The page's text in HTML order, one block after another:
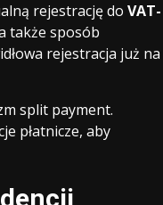
rejestrację do VAT-
także sposób
rejestracja już na
split payment.
płatnicze, aby